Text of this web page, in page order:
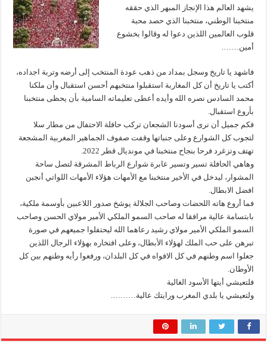
يشهد العالم هذا الإنجاز المبهر الذي حققه
منتخبنا الوطني، منتخبنا الذي حصد محبة
قلوب العالمين اللذين دعوا له وقالوا بخشوع
أمين…….
فاشهد يا تاريخ وسجل بمداد من ذهب عودة المنتخب إلى أرضه وتربة اجداده،
أكتب يا تاريخ أن كل المغاربة استقبلوا منتخبهم أحسن استقبال وأن ملكنا
محمد السادس نصره الله وأيده أعطى تعليماته السامية بأن يحظى منتخبنا
بأروع استقبال.
فكم جميل أن نرى أسودنا الشجعان تركب حافلة الاحتفال من مطار سلا
لتجوب كل الشوارع وعلى جنباتها وقفت صفوف الجماهير المغربية المشجعة
تهتف وتزغرد فرحا بنجاح منتخبنا في مونديال قطر 2022.
وهاهي الحافلة تسير وتسير عابرة شوارع الرباط المشرقة لتصل ساحة
المشوار، ليدخل في الأخير منتخبنا مع الأمهات هؤلاء الأمهات اللواتي أنجبن
افضل الابطال.
فما أروع هاته اللحضات وصاحب الجلالة يوشخ صدور اللاعبين بأوسمة ملكية،
بابتسامة عالية مرافقا له صاحب السمو الملكي الأمير مولاي الحسن وصاحب
السمو الملكي الأمير مولاي رشيد رعاهما الله ليحتفلوا جميعهم في صورة
تبرهن على حب الملك لهؤلاء الأبطال، وعلى افتخاره بهؤلاء الرجال اللذين
جعلوا اسم وطنهم في كل الافواه في كل البلدان، ورفعوا رأيه وطنهم بين كل
الأوطان.
فلتعيشي أيتها الأسود الغالية
ولتعيشي يا بلدي المغرب ورايتك عالية……….